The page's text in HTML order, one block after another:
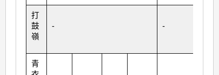
打
鼓
嶺
- -
青